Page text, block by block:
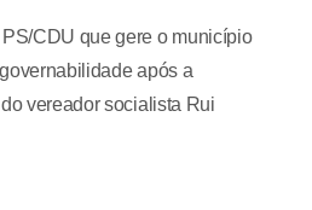
CDU que gere o município
após a
vereador socialista Rui